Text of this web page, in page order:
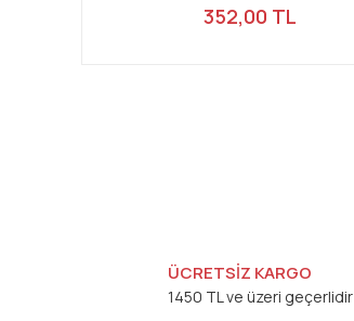
352,00 TL
ÜCRETSİZ KARGO
1450 TL ve üzeri geçerlidir